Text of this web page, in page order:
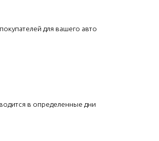
для вашего авто
в определенные дни